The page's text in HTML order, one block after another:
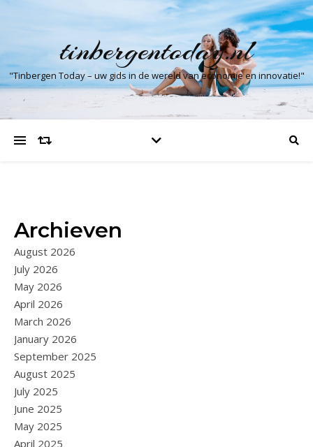
tinbergentoday.nl
"Tinbergen Today – uw gids in de wereld van economie en innovatie!"
Archieven
August 2026
July 2026
May 2026
April 2026
March 2026
January 2026
September 2025
August 2025
July 2025
June 2025
May 2025
April 2025